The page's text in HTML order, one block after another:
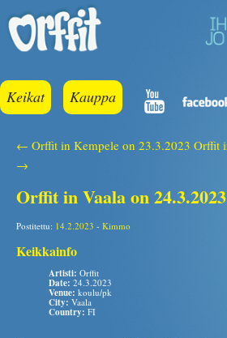
Keikat Kauppa
← Orffit in Kempele on 23.3.2023 Orffit
→
Orffit in Vaala on 24.3.2023
Postitettu: 14.2.2023 - Kimmo
Keikkainfo
Artisti: Orffit
Date: 24.3.2023
Venue: koulu/pk
City: Vaala
Country: FI